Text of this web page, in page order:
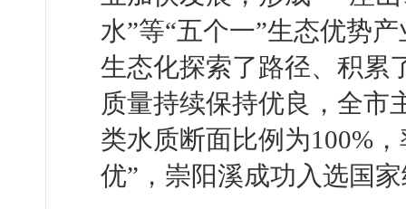
水”等“五个一”生态优势
生态化探索了路径、积累
质量持续保持优良，全市
类水质断面比例为100%
优”，崇阳溪成功入选国